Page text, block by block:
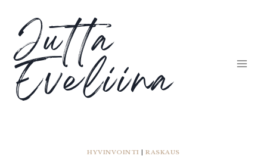
sisältöön
Jutta
Eveliina
HYVINVOINTI |RASKAUS